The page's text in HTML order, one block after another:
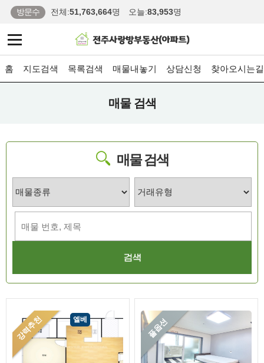
방문수 전체:51,763,664명 오늘:83,953명
홈 지도검색 목록검색 매물내놓기 상담신청 찾아오시는길
매물 검색
매물 검색
강력추천 엘베 풀옵션